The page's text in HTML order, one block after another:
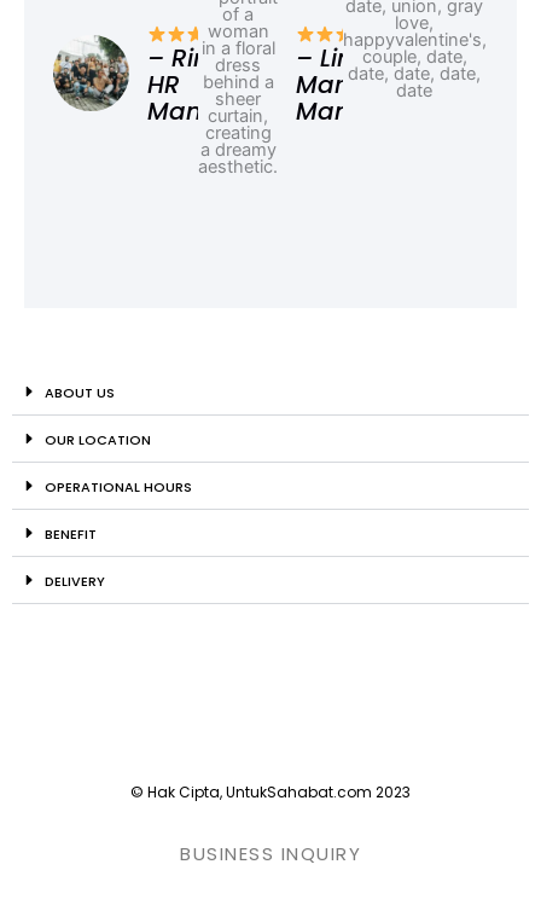
– Rina,
HR
Manager
– Linda,
Marketing
Manager
ABOUT US
OUR LOCATION
OPERATIONAL HOURS
BENEFIT
DELIVERY
© Hak Cipta, UntukSahabat.com 2023
BUSINESS INQUIRY